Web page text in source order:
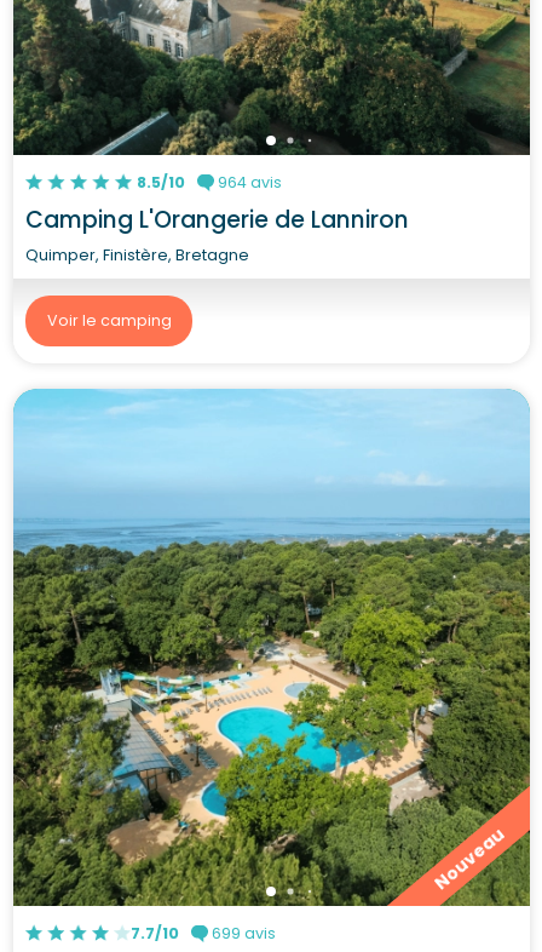
8.5/10 964 avis
Camping L'Orangerie de Lanniron
Quimper, Finistère, Bretagne
Voir le camping
Nouveau
7.7/10 699 avis